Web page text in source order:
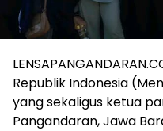
Republik Indonesia
yang sekaligus ketua
Pangandaran, Jawa